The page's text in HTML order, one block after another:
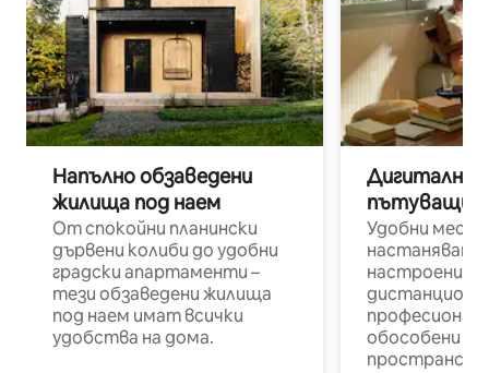
Напълно обзаведени
жилища под наем
От спокойни планински
дървени колиби до удобни
градски апартаменти –
тези обзаведени жилища
под наем имат всички
удобства на дома.
Дигитални
пътуващи
Удобни
настаняване
настроени и
обособени